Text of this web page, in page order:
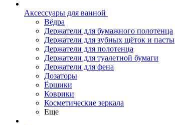
Аксессуары для ванной
Вёдра
Держатели для бумажного полотенца
Держатели для зубных щёток и пасты
Держатели для полотенца
Держатели для туалетной бумаги
Держатели для фена
Дозаторы
Ёршики
Коврики
Косметические зеркала
Еще